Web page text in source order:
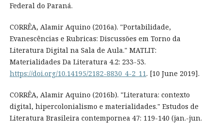
Federal do Paraná.
CORRÊA, Alamir Aquino (2016a). "Portabilidade,
Evanescências e Rubricas: Discussões em Torno da
Literatura Digital na Sala de Aula." MATLIT:
Materialidades Da Literatura 4.2: 233-53.
https://doi.org/10.14195/2182-8830_4-2_11. [10 June 2019].
CORRÊA, Alamir Aquino (2016b). "Literatura: contexto
digital, hipercolonialismo e materialidades." Estudos de
Literatura Brasileira contempornea 47: 119-140 (jan.-jun.